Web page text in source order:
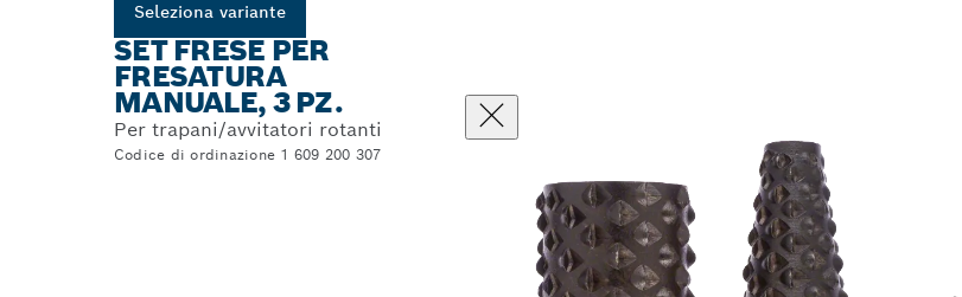
Seleziona variante
SET FRESE PER
FRESATURA
MANUALE, 3 PZ.
Per trapani/avvitatori rotanti
Codice di ordinazione 1 609 200 307